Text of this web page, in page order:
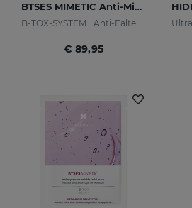
BTSES MIMETIC Anti-Mimikfalten-Serum
B-TOX-SYSTEM+ Anti-Falten-Cocktail
€ 89,95